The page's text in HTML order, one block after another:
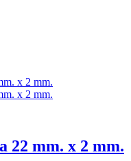
22 mm. x 2 mm.